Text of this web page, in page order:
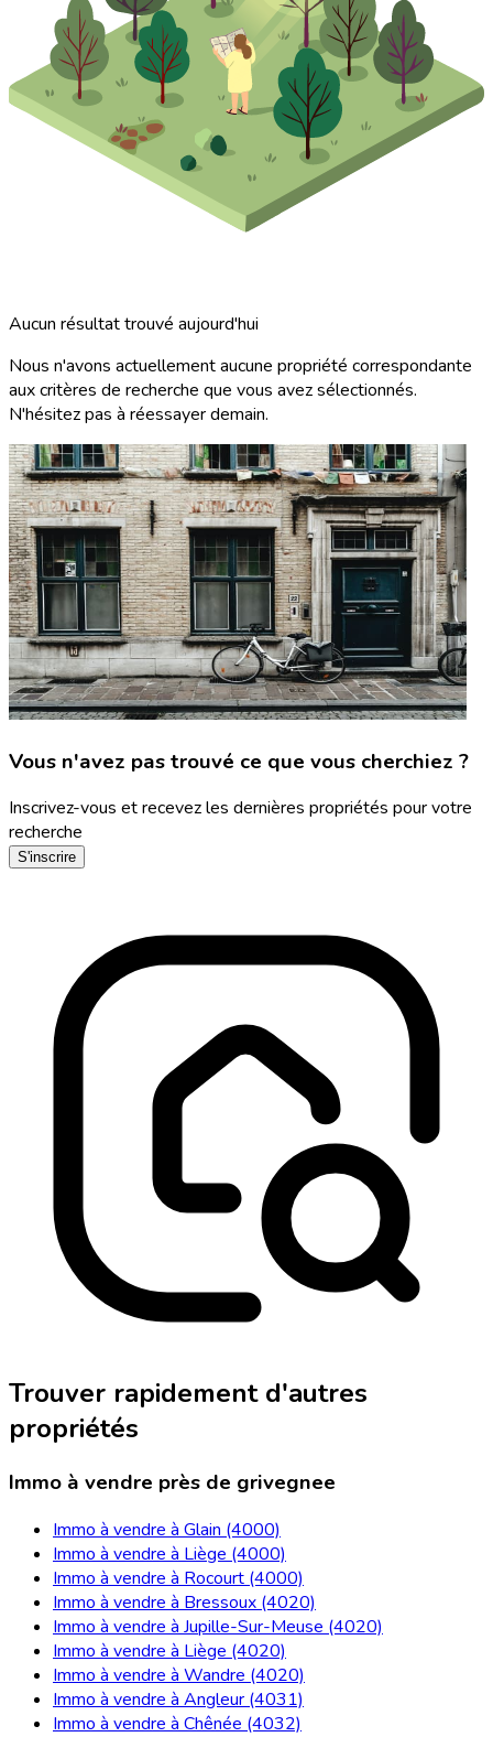
Aucun résultat trouvé aujourd'hui
Nous n'avons actuellement aucune propriété correspondante
aux critères de recherche que vous avez sélectionnés.
N'hésitez pas à réessayer demain.
Vous n'avez pas trouvé ce que vous cherchiez ?
Inscrivez-vous et recevez les dernières propriétés pour votre
recherche
S'inscrire
Trouver rapidement d'autres
propriétés
Immo à vendre près de grivegnee
Immo à vendre à Glain (4000)
Immo à vendre à Liège (4000)
Immo à vendre à Rocourt (4000)
Immo à vendre à Bressoux (4020)
Immo à vendre à Jupille-Sur-Meuse (4020)
Immo à vendre à Liège (4020)
Immo à vendre à Wandre (4020)
Immo à vendre à Angleur (4031)
Immo à vendre à Chênée (4032)